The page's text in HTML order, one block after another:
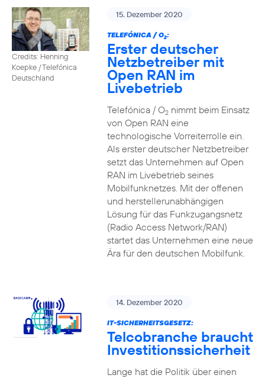
Credits: Henning
Koepke / Telefónica
Deutschland
15. Dezember 2020
TELEFÓNICA / O2:
Erster deutscher
Netzbetreiber mit
Open RAN im
Livebetrieb
Telefónica / O2nimmt beim Einsatz
von Open RAN eine
technologische Vorreiterrolle ein.
Als erster deutscher Netzbetreiber
setzt das Unternehmen auf Open
RAN im Livebetrieb seines
Mobilfunknetzes. Mit der offenen
und herstellerunabhängigen
Lösung für das Funkzugangsnetz
(Radio Access Network/RAN)
startet das Unternehmen eine neue
Ära für den deutschen Mobilfunk.
14. Dezember 2020
IT-SICHERHEITSGESETZ:
Telcobranche braucht
Investitionssicherheit
Lange hat die Politik über einen